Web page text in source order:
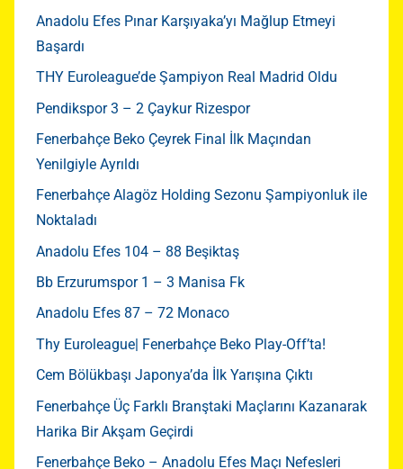
Anadolu Efes Pınar Karşıyaka’yı Mağlup Etmeyi
Başardı
THY Euroleague’de Şampiyon Real Madrid Oldu
Pendikspor 3 – 2 Çaykur Rizespor
Fenerbahçe Beko Çeyrek Final İlk Maçından
Yenilgiyle Ayrıldı
Fenerbahçe Alagöz Holding Sezonu Şampiyonluk ile
Noktaladı
Anadolu Efes 104 – 88 Beşiktaş
Bb Erzurumspor 1 – 3 Manisa Fk
Anadolu Efes 87 – 72 Monaco
Thy Euroleague| Fenerbahçe Beko Play-Off’ta!
Cem Bölükbaşı Japonya’da İlk Yarışına Çıktı
Fenerbahçe Üç Farklı Branştaki Maçlarını Kazanarak
Harika Bir Akşam Geçirdi
Fenerbahçe Beko – Anadolu Efes Maçı Nefesleri